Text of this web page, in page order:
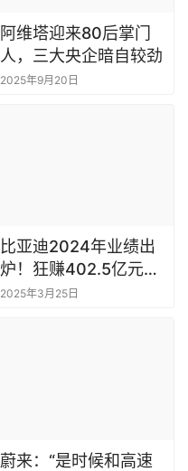
阿维塔迎来80后掌门
人，三大央企暗自较劲
2025年9月20日
比亚迪2024年业绩出
炉！狂赚402.5亿元杀
疯了
2025年3月25日
蔚来：“是时候和高速